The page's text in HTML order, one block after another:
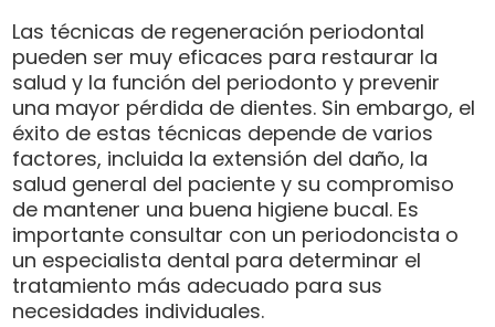
Las técnicas de regeneración periodontal
pueden ser muy eficaces para restaurar la
salud y la función del periodonto y prevenir
una mayor pérdida de dientes. Sin embargo, el
éxito de estas técnicas depende de varios
factores, incluida la extensión del daño, la
salud general del paciente y su compromiso
de mantener una buena higiene bucal. Es
importante consultar con un periodoncista o
un especialista dental para determinar el
tratamiento más adecuado para sus
necesidades individuales.